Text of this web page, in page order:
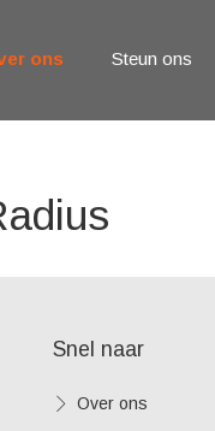
ons Steun ons
Snel naar
Over ons